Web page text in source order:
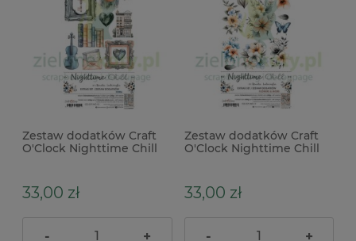
Zestaw dodatków Craft
O'Clock Nighttime Chill
33,00 zł
- +
Zestaw dodatków Craft
O'Clock Nighttime Chill
33,00 zł
- +